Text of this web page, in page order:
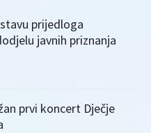
prijedloga
javnih priznanja
prvi koncert Dječje